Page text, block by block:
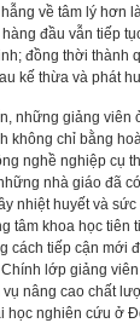
về tâm lý hơn
đầu vẫn tiếp
đồng thời thành
kế thừa và phát
những giảng viên
không chỉ bằng
nghề nghiệp cụ
nhà giáo đã
nhiệt huyết và
tâm khoa học tiên
cách tiếp cận mới
lớp giảng
nâng cao chất
học nghiên cứu ở